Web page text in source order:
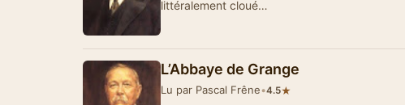
littéralement cloué…
L’Abbaye de Grange
Lu par Pascal Frêne•4.5★